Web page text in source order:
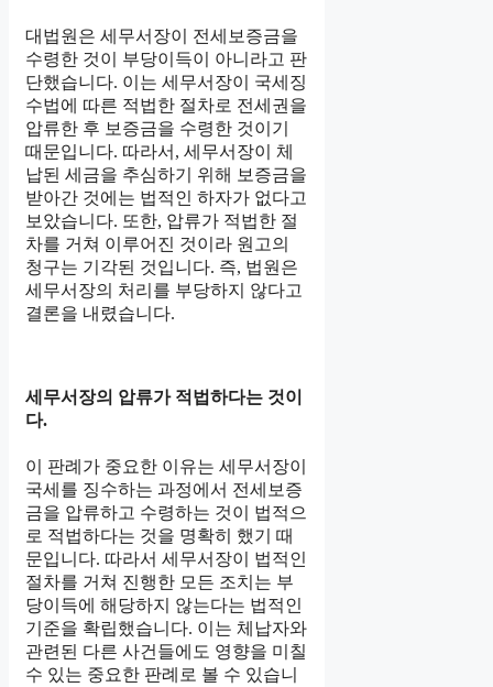
대법원은 세무서장이 전세보증금을
수령한 것이 부당이득이 아니라고 판
단했습니다. 이는 세무서장이 국세징
수법에 따른 적법한 절차로 전세권을
압류한 후 보증금을 수령한 것이기
때문입니다. 따라서, 세무서장이 체
납된 세금을 추심하기 위해 보증금을
받아간 것에는 법적인 하자가 없다고
보았습니다. 또한, 압류가 적법한 절
차를 거쳐 이루어진 것이라 원고의
청구는 기각된 것입니다. 즉, 법원은
세무서장의 처리를 부당하지 않다고
결론을 내렸습니다.
세무서장의 압류가 적법하다는 것이
다.
이 판례가 중요한 이유는 세무서장이
국세를 징수하는 과정에서 전세보증
금을 압류하고 수령하는 것이 법적으
로 적법하다는 것을 명확히 했기 때
문입니다. 따라서 세무서장이 법적인
절차를 거쳐 진행한 모든 조치는 부
당이득에 해당하지 않는다는 법적인
기준을 확립했습니다. 이는 체납자와
관련된 다른 사건들에도 영향을 미칠
수 있는 중요한 판례로 볼 수 있습니